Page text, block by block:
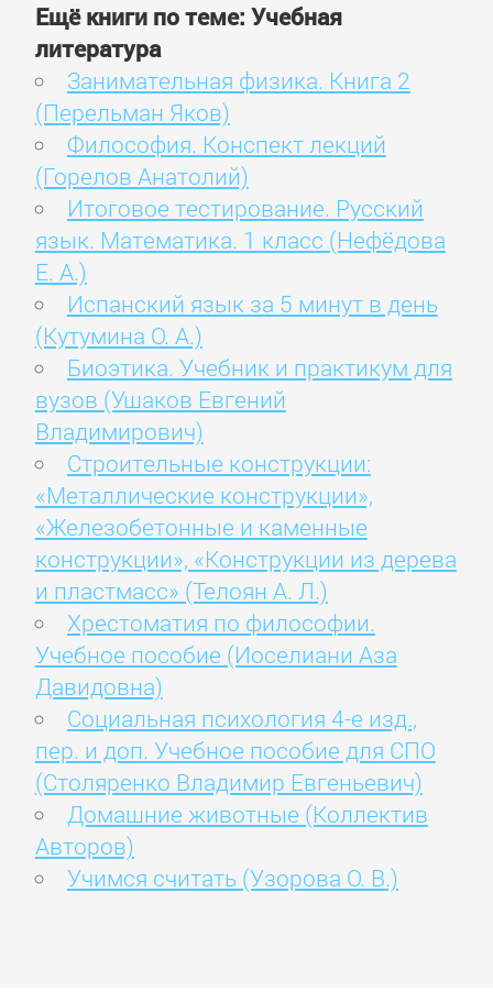
Ещё книги по теме: Учебная
литература
Занимательная физика. Книга 2
(Перельман Яков)
Философия. Конспект лекций
(Горелов Анатолий)
Итоговое тестирование. Русский
язык. Математика. 1 класс (Нефёдова
Е. А.)
Испанский язык за 5 минут в день
(Кутумина О. А.)
Биоэтика. Учебник и практикум для
вузов (Ушаков Евгений
Владимирович)
Строительные конструкции:
«Металлические конструкции»,
«Железобетонные и каменные
конструкции», «Конструкции из дерева
и пластмасс» (Телоян А. Л.)
Хрестоматия по философии.
Учебное пособие (Иоселиани Аза
Давидовна)
Социальная психология 4-е изд.,
пер. и доп. Учебное пособие для СПО
(Столяренко Владимир Евгеньевич)
Домашние животные (Коллектив
Авторов)
Учимся считать (Узорова О. В.)